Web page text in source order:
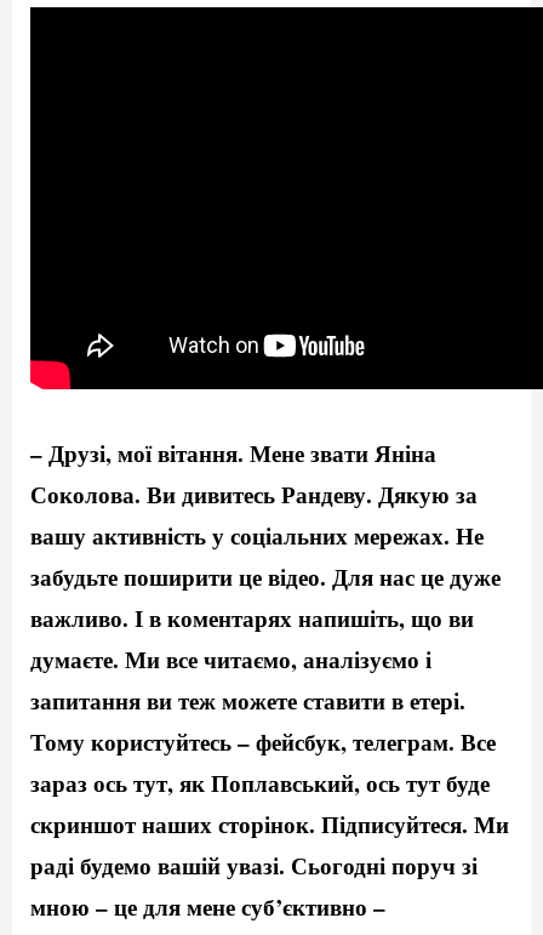
– Друзі, мої вітання. Мене звати Яніна
Соколова. Ви дивитесь Рандеву. Дякую за
вашу активність у соціальних мережах. Не
забудьте поширити це відео. Для нас це дуже
важливо. І в коментарях напишіть, що ви
думаєте. Ми все читаємо, аналізуємо і
запитання ви теж можете ставити в етері.
Тому користуйтесь – фейсбук, телеграм. Все
зараз ось тут, як Поплавський, ось тут буде
скриншот наших сторінок. Підписуйтеся. Ми
раді будемо вашій увазі. Сьогодні поруч зі
мною – це для мене суб’єктивно –